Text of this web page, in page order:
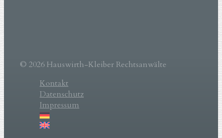
© 2026 Hauswirth-Kleiber Rechtsanwälte
Kontakt
Datenschutz
Impressum